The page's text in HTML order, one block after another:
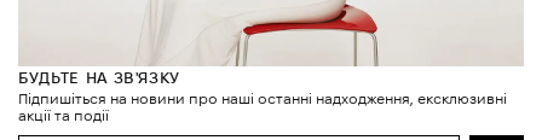
БУДЬТЕ НА ЗВ'ЯЗКУ
Підпишіться на новини про наші останні надходження, ексклюзивні
акції та події